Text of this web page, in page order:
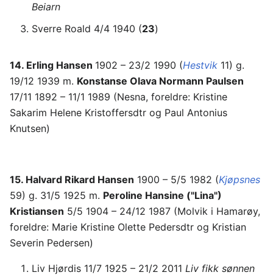
Beiarn
Sverre Roald 4/4 1940 (23)
14. Erling Hansen 1902 – 23/2 1990 (Hestvik 11) g.
19/12 1939 m. Konstanse Olava Normann Paulsen
17/11 1892 – 11/1 1989 (Nesna, foreldre: Kristine
Sakarim Helene Kristoffersdtr og Paul Antonius
Knutsen)
15. Halvard Rikard Hansen 1900 – 5/5 1982 (Kjøpsnes
59) g. 31/5 1925 m. Peroline Hansine ("Lina")
Kristiansen 5/5 1904 – 24/12 1987 (Molvik i Hamarøy,
foreldre: Marie Kristine Olette Pedersdtr og Kristian
Severin Pedersen)
Liv Hjørdis 11/7 1925 – 21/2 2011 Liv fikk sønnen